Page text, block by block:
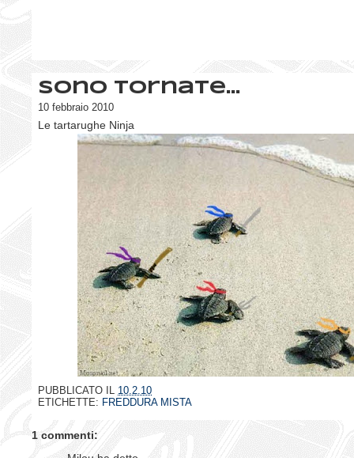
Sono tornate...
10 febbraio 2010
Le tartarughe Ninja
PUBBLICATO IL 10.2.10
ETICHETTE: FREDDURA MISTA
1 commenti: